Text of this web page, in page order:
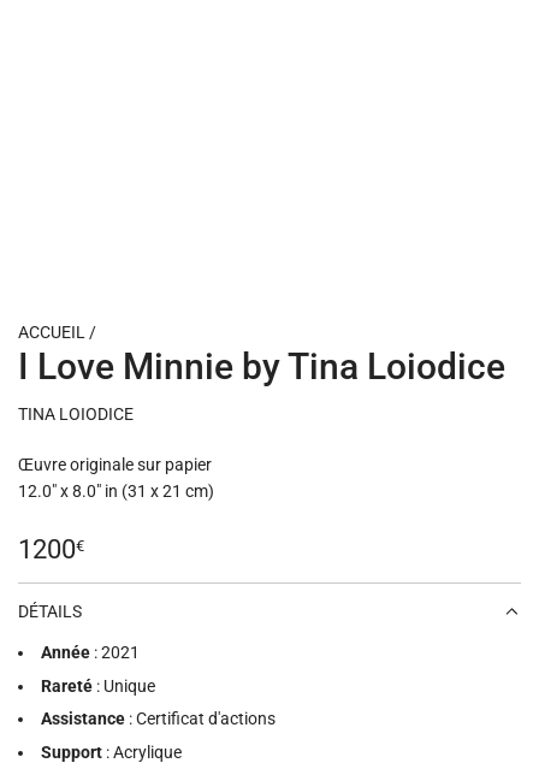
ACCUEIL /
I Love Minnie by Tina Loiodice
TINA LOIODICE
Œuvre originale sur papier
12.0" x 8.0" in (31 x 21 cm)
Prix
régulier
1200€
DÉTAILS
Année : 2021
Rareté : Unique
Assistance : Certificat d'actions
Support : Acrylique